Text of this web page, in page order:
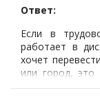
Ответ:
Если в
работает в
хочет
или город, это
поскольку